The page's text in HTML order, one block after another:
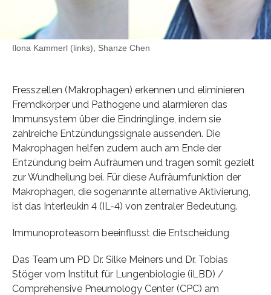
Ilona Kammerl (links), Shanze Chen
Fresszellen (Makrophagen) erkennen und eliminieren
Fremdkörper und Pathogene und alarmieren das
Immunsystem über die Eindringlinge, indem sie
zahlreiche Entzündungssignale aussenden. Die
Makrophagen helfen zudem auch am Ende der
Entzündung beim Aufräumen und tragen somit gezielt
zur Wundheilung bei. Für diese Aufräumfunktion der
Makrophagen, die sogenannte alternative Aktivierung,
ist das Interleukin 4 (IL-4) von zentraler Bedeutung.
Immunoproteasom beeinflusst die Entscheidung
Das Team um PD Dr. Silke Meiners und Dr. Tobias
Stöger vom Institut für Lungenbiologie (iLBD) /
Comprehensive Pneumology Center (CPC) am